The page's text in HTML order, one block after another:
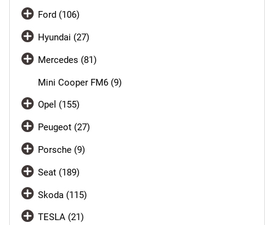
Ford (106)
Hyundai (27)
Mercedes (81)
Mini Cooper FM6 (9)
Opel (155)
Peugeot (27)
Porsche (9)
Seat (189)
Skoda (115)
TESLA (21)